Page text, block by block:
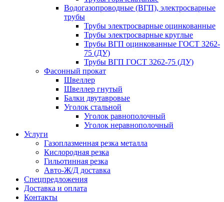
Водогазопроводные (ВГП), электросварные
трубы
Трубы электросварные оцинкованные
Трубы электросварные круглые
Трубы ВГП оцинкованные ГОСТ 3262-
75 (ДУ)
Трубы ВГП ГОСТ 3262-75 (ДУ)
Фасонный прокат
Швеллер
Швеллер гнутый
Балки двутавровые
Уголок стальной
Уголок равнополочный
Уголок неравнополочный
Услуги
Газоплазменная резка металла
Кислородная резка
Гильотинная резка
Авто-Ж/Д доставка
Спецпредложения
Доставка и оплата
Контакты